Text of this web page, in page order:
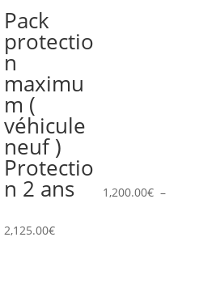
Pack
protectio
n
maximu
m (
véhicule
neuf )
Protectio
n 2 ans 1,200.00€ –
2,125.00€Plage